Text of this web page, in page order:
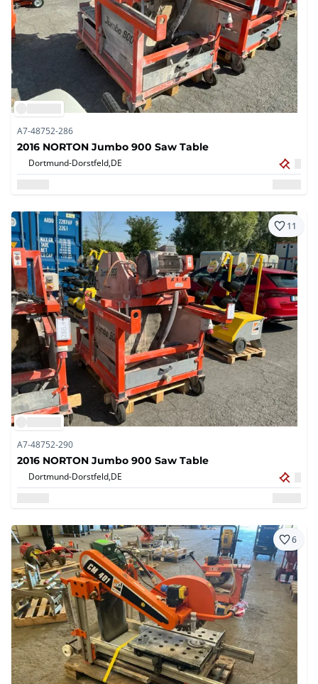
A7-48752-286
2016 NORTON Jumbo 900 Saw Table
Dortmund-Dorstfeld,DE
11
A7-48752-290
2016 NORTON Jumbo 900 Saw Table
Dortmund-Dorstfeld,DE
6